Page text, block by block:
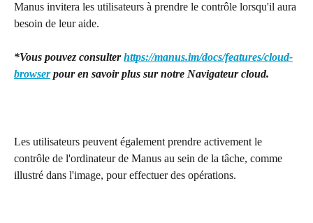
Manus invitera les utilisateurs à prendre le contrôle lorsqu'il aura
besoin de leur aide.
*Vous pouvez consulter https://manus.im/docs/features/cloud-
browser pour en savoir plus sur notre Navigateur cloud.
Les utilisateurs peuvent également prendre activement le
contrôle de l'ordinateur de Manus au sein de la tâche, comme
illustré dans l'image, pour effectuer des opérations.